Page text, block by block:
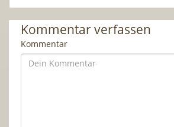
Kommentar verfassen
Kommentar